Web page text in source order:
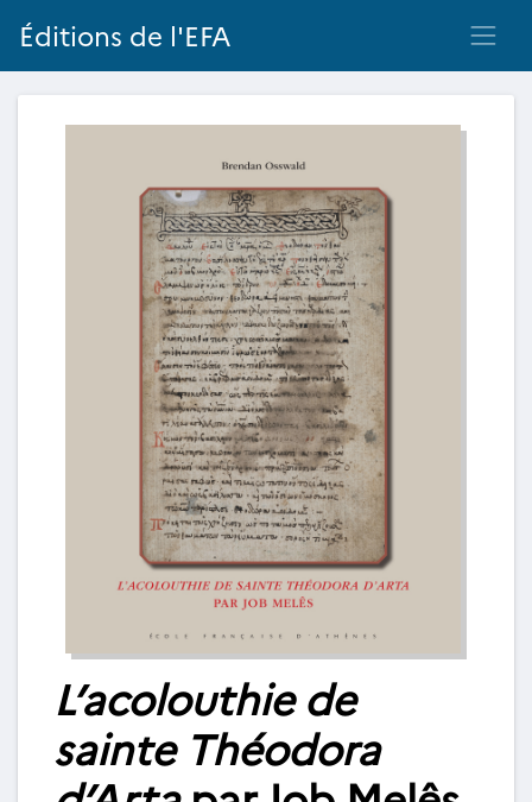
Éditions de l'EFA
L’acolouthie de
sainte Théodora